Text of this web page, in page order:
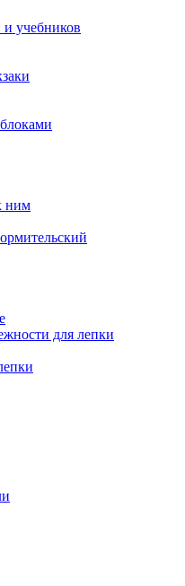
учебников
ним
для лепки